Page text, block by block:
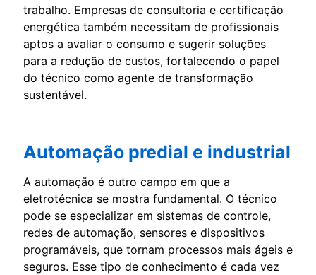
trabalho. Empresas de consultoria e certificação
energética também necessitam de profissionais
aptos a avaliar o consumo e sugerir soluções
para a redução de custos, fortalecendo o papel
do técnico como agente de transformação
sustentável.
Automação predial e industrial
A automação é outro campo em que a
eletrotécnica se mostra fundamental. O técnico
pode se especializar em sistemas de controle,
redes de automação, sensores e dispositivos
programáveis, que tornam processos mais ágeis e
seguros. Esse tipo de conhecimento é cada vez